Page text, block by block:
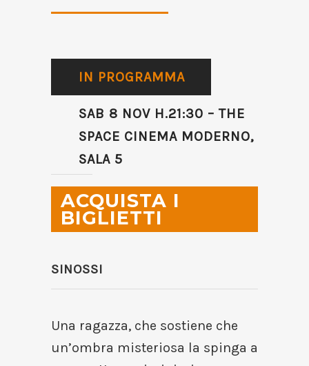
IN PROGRAMMA
SAB 8 NOV H.21:30 – THE
SPACE CINEMA MODERNO,
SALA 5
ACQUISTA I
BIGLIETTI
SINOSSI
Una ragazza, che sostiene che
un’ombra misteriosa la spinga a